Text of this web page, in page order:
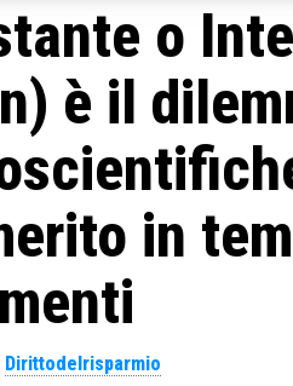
o
è il
in
Dirittodelrisparmio